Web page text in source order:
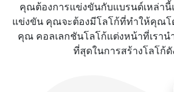
คุณต้องการแข่งขันกับแบรนด์เหล่านี้
แข่งขัน คุณจะต้องมีโลโก้ที่ทำให้คุณโ
คุณ คอลเลกชันโลโก้แต่งหน้าที่เราน
ที่สุดในการสร้างโลโก้ดั